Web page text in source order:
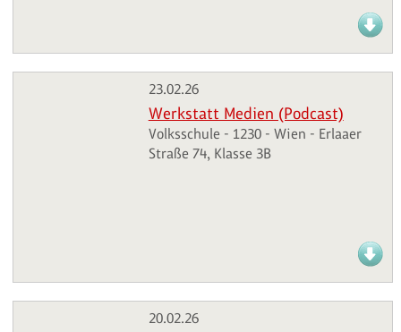
23.02.26
Werkstatt Medien (Podcast)
Volksschule - 1230 - Wien - Erlaaer
Straße 74, Klasse 3B
20.02.26